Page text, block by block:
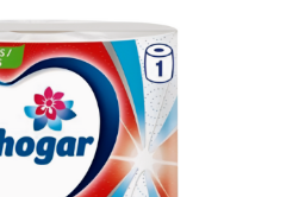
Papel cocina
Colhogar ADAPT 3
unidades